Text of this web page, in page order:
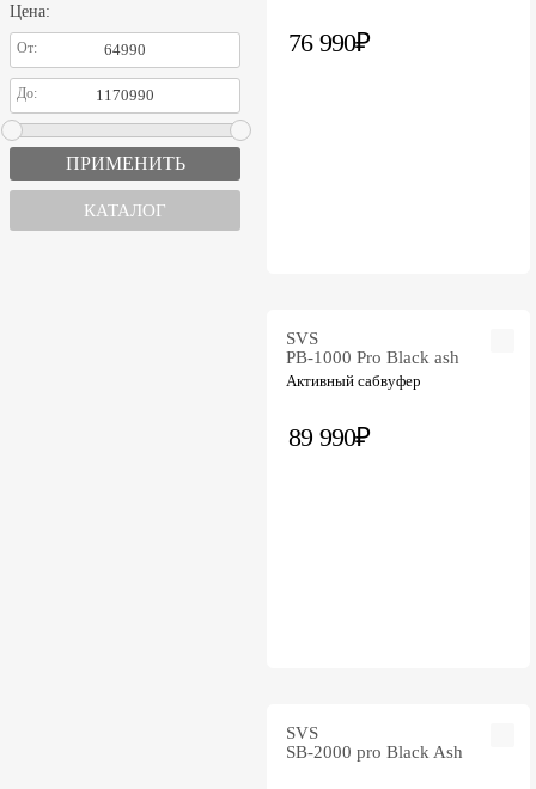
Цена:
От:
До:
КАТАЛОГ
76 990₽
SVS
PB-1000 Pro Black ash
Активный сабвуфер
89 990₽
SVS
SB-2000 pro Black Ash